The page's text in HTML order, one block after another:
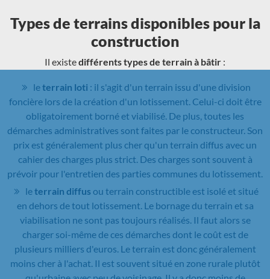
Types de terrains disponibles pour la
construction
Il existedifférents types de terrain à bâtir :
leterrain loti : il s'agit d'un terrain issu d'une division
foncière lors de la création d'un lotissement. Celui-ci doit être
obligatoirement borné et viabilisé. De plus, toutes les
démarches administratives sont faites par le constructeur. Son
prix est généralement plus cher qu'un terrain diffus avec un
cahier des charges plus strict. Des charges sont souvent à
prévoir pour l'entretien des parties communes du lotissement.
leterrain diffusou terrain constructible est isolé et situé
en dehors de tout lotissement. Le bornage du terrain et sa
viabilisation ne sont pas toujours réalisés. Il faut alors se
charger soi-même de ces démarches dont le coût est de
plusieurs milliers d'euros. Le terrain est donc généralement
moins cher à l'achat. Il est souvent situé en zone rurale plutôt